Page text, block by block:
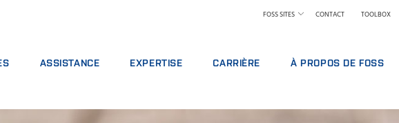
FOSS SITES CONTACT TOOLBOX
SERVICE
ASSISTANCE
SIGNALEMENT D'INCIDENT
EXPERTISE
ALIMENTATION ANIMALE
CARRIÈRE
TROUVER UN EMPLOI
À PROPOS DE FOSS
DÉVELOPPEMENT DURABLE